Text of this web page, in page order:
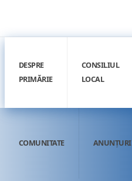
DESPRE
PRIMĂRIE
CONSILIUL
LOCAL
COMUNITATE ANUNȚURI